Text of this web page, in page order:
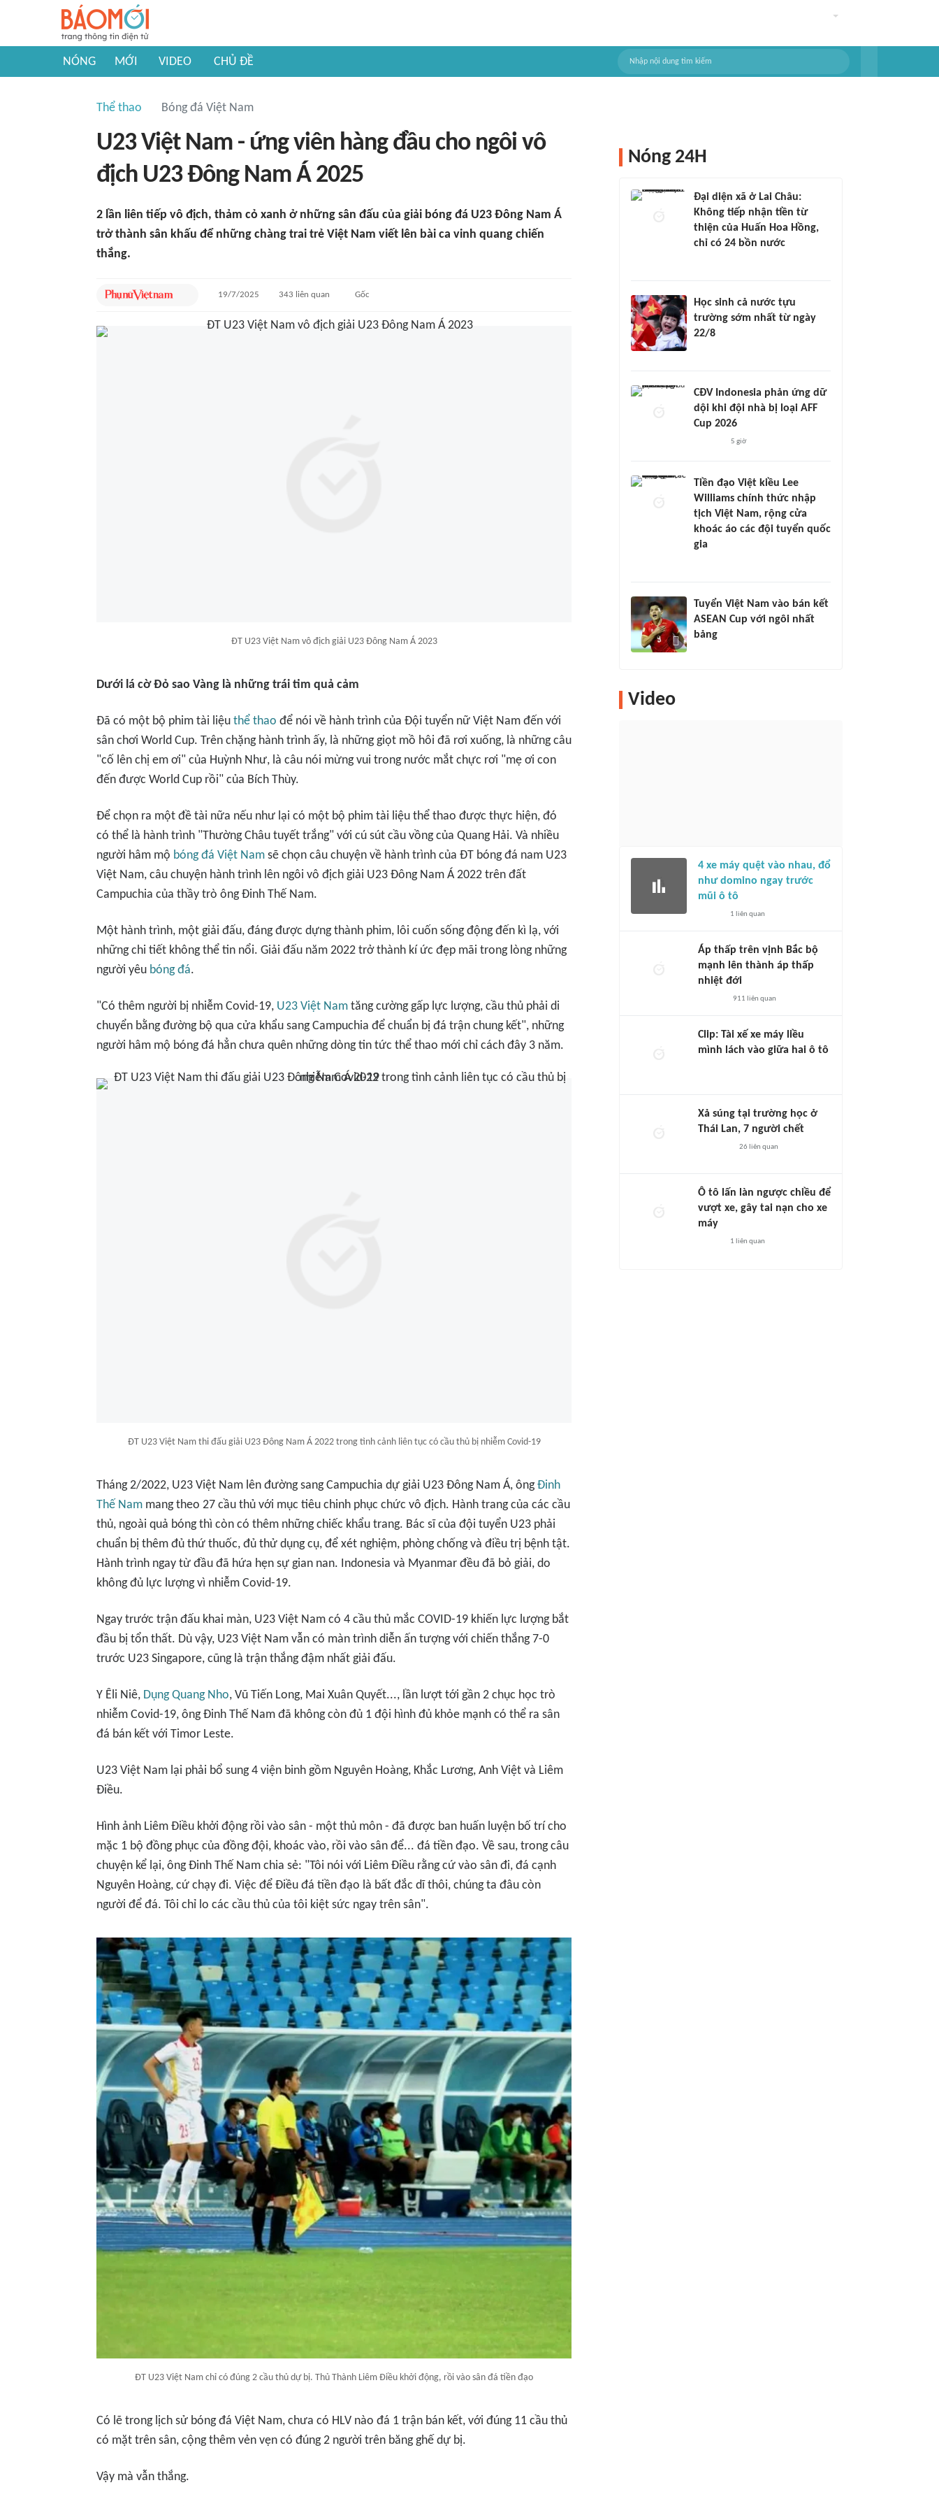
NÓNG MỚI VIDEO CHỦ ĐỀ
Thể thao Bóng đá Việt Nam
U23 Việt Nam - ứng viên hàng đầu cho ngôi vô
địch U23 Đông Nam Á 2025
2 lần liên tiếp vô địch, thảm cỏ xanh ở những sân đấu của giải bóng đá U23 Đông Nam Á
trở thành sân khấu để những chàng trai trẻ Việt Nam viết lên bài ca vinh quang chiến
thắng.
19/7/2025 343 liên quan Gốc
ĐT U23 Việt Nam vô địch giải U23 Đông Nam Á 2023
Dưới lá cờ Đỏ sao Vàng là những trái tim quả cảm
Đã có một bộ phim tài liệu thể thao để nói về hành trình của Đội tuyển nữ Việt Nam đến với
sân chơi World Cup. Trên chặng hành trình ấy, là những giọt mồ hôi đã rơi xuống, là những câu
"cố lên chị em ơi" của Huỳnh Như, là câu nói mừng vui trong nước mắt chực rơi "mẹ ơi con
đến được World Cup rồi" của Bích Thùy.
Để chọn ra một đề tài nữa nếu như lại có một bộ phim tài liệu thể thao được thực hiện, đó
có thể là hành trình "Thường Châu tuyết trắng" với cú sút cầu vồng của Quang Hải. Và nhiều
người hâm mộ bóng đá Việt Nam sẽ chọn câu chuyện về hành trình của ĐT bóng đá nam U23
Việt Nam, câu chuyện hành trình lên ngôi vô địch giải U23 Đông Nam Á 2022 trên đất
Campuchia của thầy trò ông Đinh Thế Nam.
Một hành trình, một giải đấu, đáng được dựng thành phim, lôi cuốn sống động đến kì lạ, với
những chi tiết không thể tin nổi. Giải đấu năm 2022 trở thành kí ức đẹp mãi trong lòng những
người yêu bóng đá.
"Có thêm người bị nhiễm Covid-19, U23 Việt Nam tăng cường gấp lực lượng, cầu thủ phải di
chuyển bằng đường bộ qua cửa khẩu sang Campuchia để chuẩn bị đá trận chung kết", những
người hâm mộ bóng đá hẳn chưa quên những dòng tin tức thể thao mới chỉ cách đây 3 năm.
ĐT U23 Việt Nam thi đấu giải U23 Đông Nam Á 2022 trong tình cảnh liên tục có cầu thủ bị nhiễm Covid-19
Tháng 2/2022, U23 Việt Nam lên đường sang Campuchia dự giải U23 Đông Nam Á, ôngĐinh
Thế Nam mang theo 27 cầu thủ với mục tiêu chinh phục chức vô địch. Hành trang của các cầu
thủ, ngoài quả bóng thì còn có thêm những chiếc khẩu trang. Bác sĩ của đội tuyển U23 phải
chuẩn bị thêm đủ thứ thuốc, đủ thử dụng cụ, để xét nghiệm, phòng chống và điều trị bệnh tật.
Hành trình ngay từ đầu đã hứa hẹn sự gian nan. Indonesia và Myanmar đều đã bỏ giải, do
không đủ lực lượng vì nhiễm Covid-19.
Ngay trước trận đấu khai màn, U23 Việt Nam có 4 cầu thủ mắc COVID-19 khiến lực lượng bắt
đầu bị tổn thất. Dù vậy, U23 Việt Nam vẫn có màn trình diễn ấn tượng với chiến thắng 7-0
trước U23 Singapore, cũng là trận thắng đậm nhất giải đấu.
Y Êli Niê, Dụng Quang Nho, Vũ Tiến Long, Mai Xuân Quyết..., lần lượt tới gần 2 chục học trò
nhiễm Covid-19, ông Đinh Thế Nam đã không còn đủ 1 đội hình đủ khỏe mạnh có thể ra sân
đá bán kết với Timor Leste.
U23 Việt Nam lại phải bổ sung 4 viện binh gồm Nguyên Hoàng, Khắc Lương, Anh Việt và Liêm
Điều.
Hình ảnh Liêm Điều khởi động rồi vào sân - một thủ môn - đã được ban huấn luyện bố trí cho
mặc 1 bộ đồng phục của đồng đội, khoác vào, rồi vào sân để... đá tiền đạo. Về sau, trong câu
chuyện kể lại, ông Đinh Thế Nam chia sẻ: "Tôi nói với Liêm Điều rằng cứ vào sân đi, đá cạnh
Nguyên Hoàng, cứ chạy đi. Việc để Điều đá tiền đạo là bất đắc dĩ thôi, chúng ta đâu còn
người để đá. Tôi chỉ lo các cầu thủ của tôi kiệt sức ngay trên sân".
ĐT U23 Việt Nam chỉ có đúng 2 cầu thủ dự bị. Thủ Thành Liêm Điều khởi động, rồi vào sân đá tiền đạo
Có lẽ trong lịch sử bóng đá Việt Nam, chưa có HLV nào đá 1 trận bán kết, với đúng 11 cầu thủ
có mặt trên sân, cộng thêm vẻn vẹn có đúng 2 người trên băng ghế dự bị.
Vậy mà vẫn thắng.
Nóng 24H
Đại diện xã ở Lai Châu:
Không tiếp nhận tiền từ
thiện của Huấn Hoa Hồng,
chỉ có 24 bồn nước
Học sinh cả nước tựu
trường sớm nhất từ ngày
22/8
CĐV Indonesia phản ứng dữ
dội khi đội nhà bị loại AFF
Cup 2026
5 giờ
Tiền đạo Việt kiều Lee
Williams chính thức nhập
tịch Việt Nam, rộng cửa
khoác áo các đội tuyển quốc
gia
Tuyển Việt Nam vào bán kết
ASEAN Cup với ngôi nhất
bảng
Video
4 xe máy quệt vào nhau, đổ
như domino ngay trước
mũi ô tô
1 liên quan
Áp thấp trên vịnh Bắc bộ
mạnh lên thành áp thấp
nhiệt đới
911 liên quan
Clip: Tài xế xe máy liều
mình lách vào giữa hai ô tô
Xả súng tại trường học ở
Thái Lan, 7 người chết
26 liên quan
Ô tô lấn làn ngược chiều để
vượt xe, gây tai nạn cho xe
máy
1 liên quan